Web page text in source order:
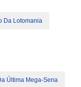
Da Lotomania
Última Mega-Sena